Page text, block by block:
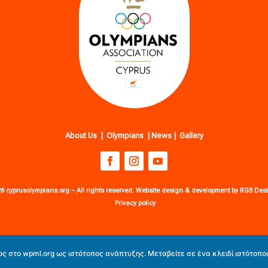
About Us| Olympians| News| Gallery
cyprusolympians.org – All rights reserved. Website design & development by RGB
Privacy policy
στοwpml.orgως ιστότοπος ανάπτυξης. Μεταβείτε σε ένα κλειδί